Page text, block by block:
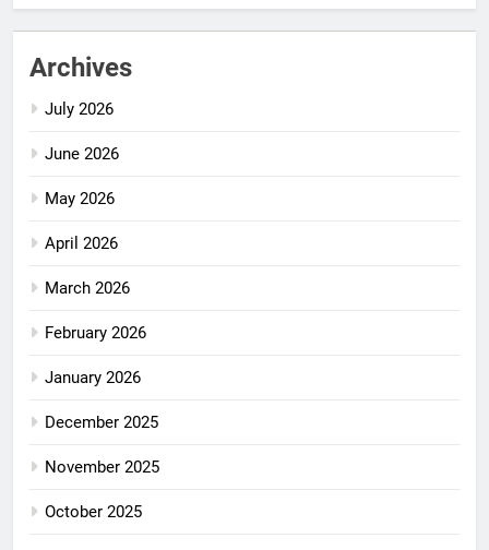
Archives
July 2026
June 2026
May 2026
April 2026
March 2026
February 2026
January 2026
December 2025
November 2025
October 2025